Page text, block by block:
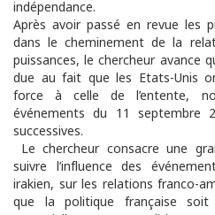
indépendance.
Après avoir passé en revue les
dans le cheminement de la
puissances, le chercheur avance
due au fait que les Etats-Unis
force à celle de l’entente,
événements du 11 septembre
successives.
Le chercheur consacre une
suivre l’influence des
irakien, sur les relations franco-
que la politique française soit